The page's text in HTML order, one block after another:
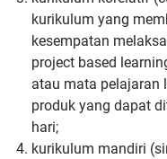
kurikulum yang
kesempatan
project based
atau mata pelajaran
produk yang dapat
hari;
kurikulum mandiri